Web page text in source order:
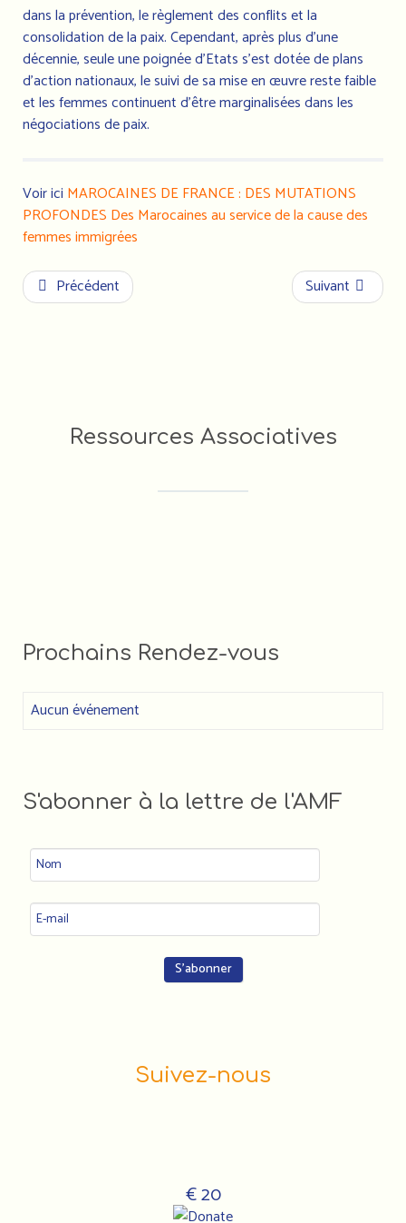
dans la prévention, le règlement des conflits et la
consolidation de la paix. Cependant, après plus d’une
décennie, seule une poignée d’Etats s’est dotée de plans
d’action nationaux, le suivi de sa mise en œuvre reste faible
et les femmes continuent d’être marginalisées dans les
négociations de paix.
Voir ici MAROCAINES DE FRANCE : DES MUTATIONS
PROFONDES Des Marocaines au service de la cause des
femmes immigrées
Précédent
Suivant
Ressources Associatives
FORMATIONS DES ACTEUR•RICE•S
Prochains Rendez-vous
Aucun événement
S'abonner à la lettre de l'AMF
Suivez-nous
€ 20